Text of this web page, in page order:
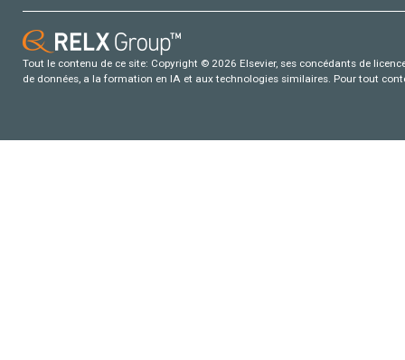
Tout le contenu de ce site: Copyright © 2026 Elsevier, ses concédants de
de données, a la formation en IA et aux technologies similaires. Pour tout